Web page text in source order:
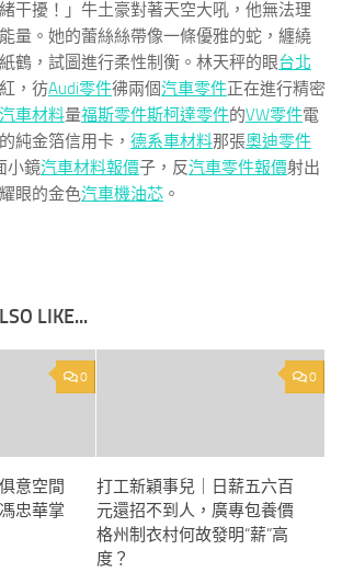
干擾！」牛土豪對著天空大吼，他無法理
量。她的蕾絲絲帶像一條優雅的蛇，纏繞
鶴，試圖進行柔性制衡。林天秤的眼台北
，彷Audi零件彿兩個汽車零件正在進行精密
車材料量福斯零件斯柯達零件的VW零件電
純金箔信用卡， 德系車材料那張奧迪零件
小鏡汽車材料報價子，反汽車零件報價射出
眼的金色汽車機油芯 。
LIKE...
0
意空間
忠華掌
0
打工新穎事兒｜日薪五六百
元還招不到人，廣專包養價
格州制衣村何故發明“薪”高
度？